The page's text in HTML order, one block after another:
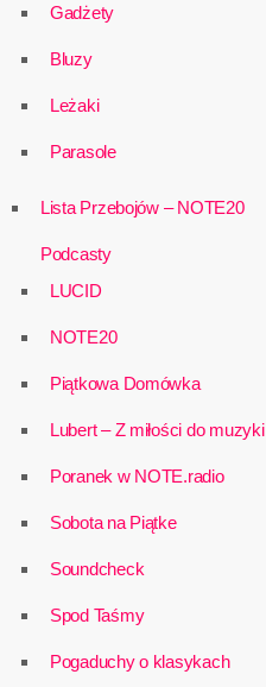
Gadżety
Bluzy
Leżaki
Parasole
Lista Przebojów – NOTE20
Podcasty
LUCID
NOTE20
Piątkowa Domówka
Lubert – Z miłości do muzyki
Poranek w NOTE.radio
Sobota na Piątke
Soundcheck
Spod Taśmy
Pogaduchy o klasykach